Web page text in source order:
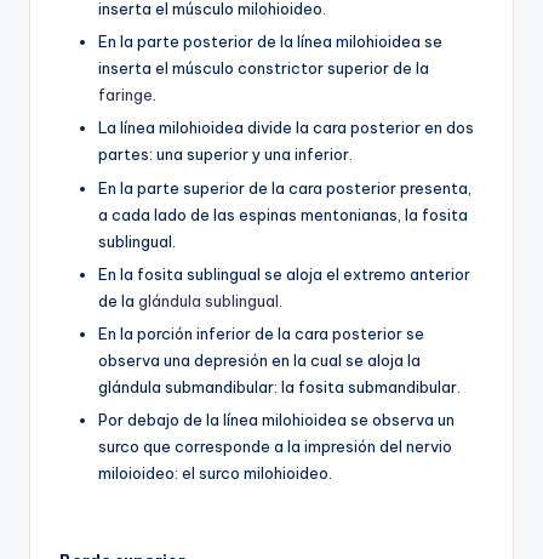
inserta el músculo milohioideo.
En la parte posterior de la línea milohioidea se
inserta el músculo constrictor superior de la
faringe.
La línea milohioidea divide la cara posterior en dos
partes: una superior y una inferior.
En la parte superior de la cara posterior presenta,
a cada lado de las espinas mentonianas, la fosita
sublingual.
En la fosita sublingual se aloja el extremo anterior
de la glándula sublingual
En la porción inferior de la cara posterior se
observa una depresión en la cual se aloja la
glándula submandibular: la fosita submandibular.
Por debajo de la línea milohioidea se observa un
surco que corresponde a la impresión del nervio
miloioideo: el surco milohioideo.